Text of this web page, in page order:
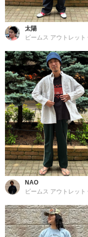
太陽
ビームス アウトレット
NAO
ビームス アウトレット